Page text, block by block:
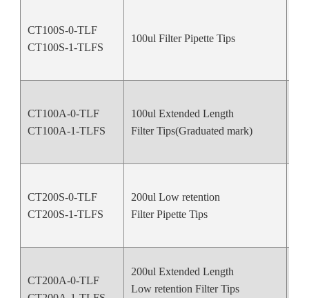
CT100S-0-TLF
CT100S-1-TLFS
100ul Filter Pipette Tips
CT100A-0-TLF
CT100A-1-TLFS
100ul Extended Length
Filter Tips(Graduated mark)
CT200S-0-TLF
CT200S-1-TLFS
200ul Low retention
Filter Pipette Tips
CT200A-0-TLF
200ul Extended Length
Low retention Filter Tips